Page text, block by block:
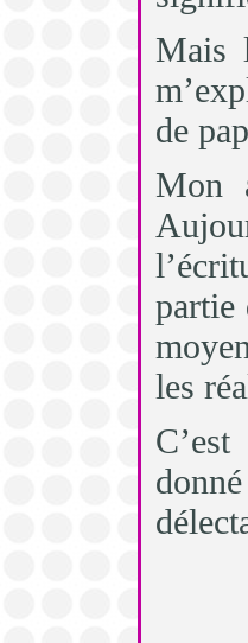
Mais
de
Mon
partie
les